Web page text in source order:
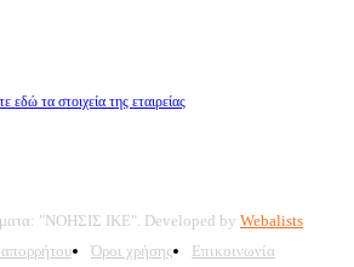
εδώ τα στοιχεία της εταιρείας
"ΝΟΗΣΙΣ ΙΚΕ". Developed by Webalists
Όροι χρήσης Επικοινωνία